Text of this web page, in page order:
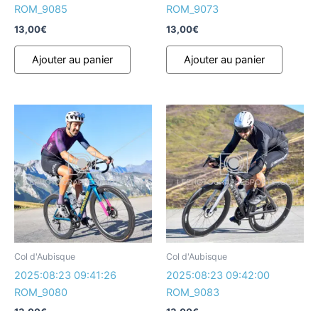
ROM_9085
13,00€
Ajouter au panier
ROM_9073
13,00€
Ajouter au panier
Col d'Aubisque
2025:08:23 09:41:26
ROM_9080
Col d'Aubisque
2025:08:23 09:42:00
ROM_9083